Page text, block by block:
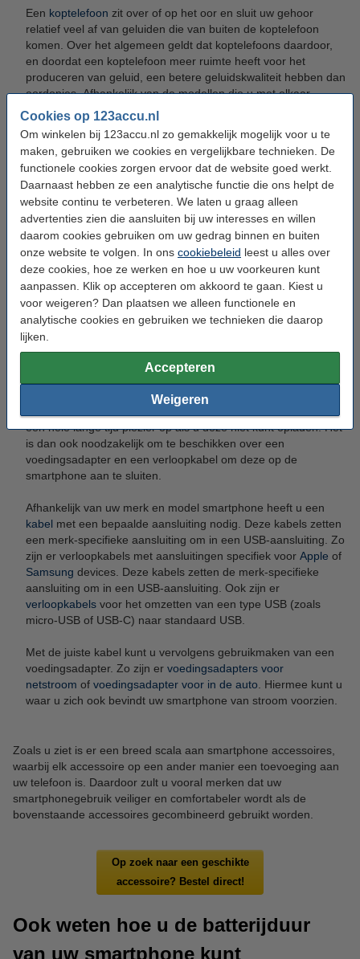
Cookies op 123accu.nl
Om winkelen bij 123accu.nl zo gemakkelijk mogelijk voor u te
maken, gebruiken we cookies en vergelijkbare technieken. De
functionele cookies zorgen ervoor dat de website goed werkt.
Daarnaast hebben ze een analytische functie die ons helpt de
website continu te verbeteren. We laten u graag alleen
advertenties zien die aansluiten bij uw interesses en willen
daarom cookies gebruiken om uw gedrag binnen en buiten
onze website te volgen. In ons cookiebeleid leest u alles over
deze cookies, hoe ze werken en hoe u uw voorkeuren kunt
aanpassen. Klik op accepteren om akkoord te gaan. Kiest u
voor weigeren? Dan plaatsen we alleen functionele en
analytische cookies en gebruiken we technieken die daarop
lijken.
Accepteren
Weigeren
Een koptelefoon zit over of op het oor en sluit uw gehoor
relatief veel af van geluiden die van buiten de koptelefoon
komen. Over het algemeen geldt dat koptelefoons daardoor,
en doordat een koptelefoon meer ruimte heeft voor het
produceren van geluid, een betere geluidskwaliteit hebben dan
oordopjes. Afhankelijk van de modellen die u met elkaar
vergelijkt zijn hier uiteraard uitzonderingen op. Koptelefoons
worden over het algemeen gedragen door smartphone
gebruikers die bijvoorbeeld veel naar muziek of audioboeken
luisteren, en niet zozeer om gesprekken te voeren.
Oordopjeszitten in het oor en zijn in vergelijking met
koptelefoons een stuk kleiner en gemakkelijker op te bergen.
Oordopjes die voor de smartphone zijn ontworpen zijn steeds
vaker draadloos, waardoor u niet alleen gemakkelijk naar
verschillende soorten audio kunt luisteren, maar ook
gemakkelijk telefoongesprekken kunt voeren, zonder dat u uw
smartphone aan uw oor of in uw hand hoeft te houden.
Veelgebruikte oordopjes zijn de AirPods van Apple. DeAirPods
Pro variant
geluiden van buitenaf worden gefilterd. De kans op afleiding is
daardoor minder groot en zo kunt u zich goed kunt
concentreren op uw werk of studie.
een hele lange tijd plezier op als u deze niet kunt opladen. Het
is dan ook noodzakelijk om te beschikken over een
voedingsadapter en een verloopkabel om deze op de
smartphone aan te sluiten.
Afhankelijk van uw merk en model smartphone heeft u een
kabel met een bepaalde aansluiting nodig. Deze kabels zetten
een merk-specifieke aansluiting om in een USB-aansluiting. Zo
zijn er verloopkabels met aansluitingen specifiek voor Apple of
Samsung devices. Deze kabels zetten de merk-specifieke
aansluiting om in een USB-aansluiting. Ook zijn er
verloopkabels voor het omzetten van een type USB (zoals
micro-USB of USB-C) naar standaard USB.
Met de juiste kabel kunt u vervolgens gebruikmaken van een
voedingsadapter. Zo zijn er voedingsadapters voor
netstroom of voedingsadapter voor in de auto . Hiermee kunt u
waar u zich ook bevindt uw smartphone van stroom voorzien.
Zoals u ziet is er een breed scala aan smartphone accessoires,
waarbij elk accessoire op een ander manier een toevoeging aan
uw telefoon is. Daardoor zult u vooral merken dat uw
smartphonegebruik veiliger en comfortabeler wordt als de
bovenstaande accessoires gecombineerd gebruikt worden.
Op zoek naar een geschikte
accessoire? Bestel direct!
Ook weten hoe u de batterijduur
van uw smartphone kunt